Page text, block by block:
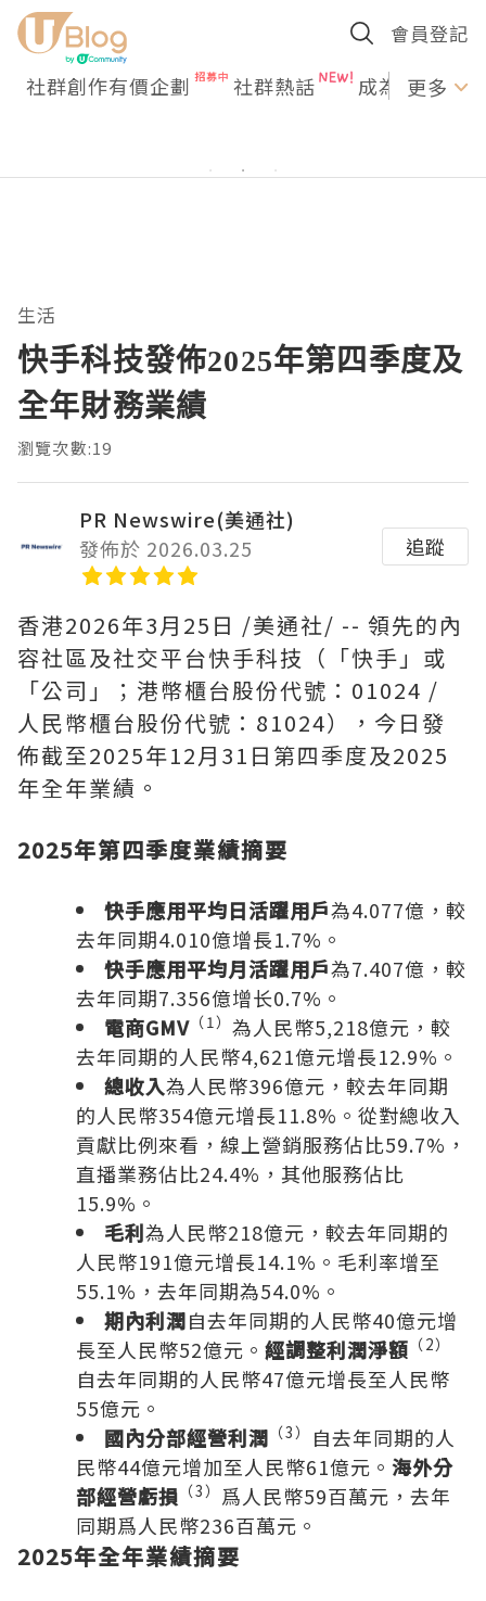
會員登記
社群創作有價企劃 社群熱話 成為U更多
生活
快手科技發佈2025年第四季度及
全年財務業績
瀏覽次數:19
PR Newswire(美通社)
發佈於 2026.03.25
追蹤
香港2026年3月25日 /美通社/ -- 領先的內
容社區及社交平台快手科技（「快手」或
「公司」；港幣櫃台股份代號：01024 /
人民幣櫃台股份代號：81024），今日發
佈截至2025年12月31日第四季度及2025
年全年業績。
2025年第四季度業績摘要
快手應用平均日活躍用戶為4.077億，較
去年同期4.010億增長1.7%。
快手應用平均月活躍用戶為7.407億，較
去年同期7.356億增长0.7%。
電商GMV （1） 為人民幣5,218億元，較
去年同期的人民幣4,621億元增長12.9%。
總收入為人民幣396億元，較去年同期
的人民幣354億元增長11.8%。從對總收入
貢獻比例來看，線上營銷服務佔比59.7%，
直播業務佔比24.4%，其他服務佔比
15.9%。
毛利為人民幣218億元，較去年同期的
人民幣191億元增長14.1%。毛利率增至
55.1%，去年同期為54.0%。
期內利潤自去年同期的人民幣40億元增
長至人民幣52億元。 經調整利潤淨額 （2）
自去年同期的人民幣47億元增長至人民幣
55億元。
國內分部經營利潤 （3）
自去年同期的人
民幣44億元增加至人民幣61億元。 海外分
部經營虧損 （3） 爲人民幣59百萬元，去年
同期爲人民幣236百萬元。
2025年全年業績摘要